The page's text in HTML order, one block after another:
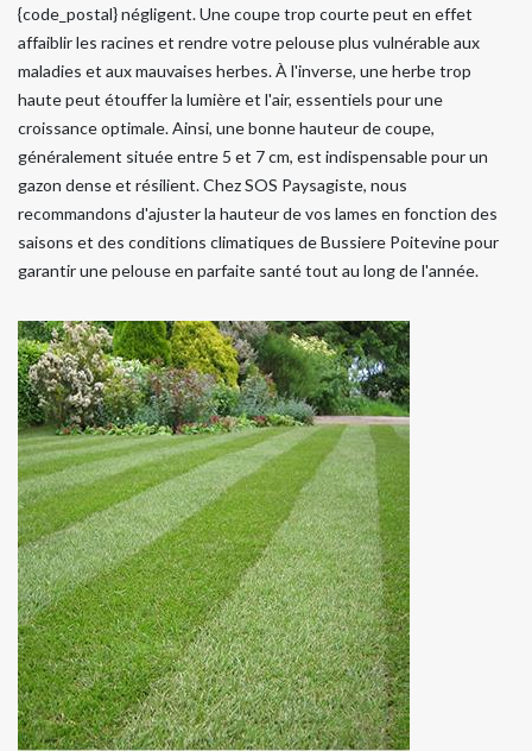
{code_postal} négligent. Une coupe trop courte peut en effet
affaiblir les racines et rendre votre pelouse plus vulnérable aux
maladies et aux mauvaises herbes. À l'inverse, une herbe trop
haute peut étouffer la lumière et l'air, essentiels pour une
croissance optimale. Ainsi, une bonne hauteur de coupe,
généralement située entre 5 et 7 cm, est indispensable pour un
gazon dense et résilient. Chez SOS Paysagiste, nous
recommandons d'ajuster la hauteur de vos lames en fonction des
saisons et des conditions climatiques de Bussiere Poitevine pour
garantir une pelouse en parfaite santé tout au long de l'année.